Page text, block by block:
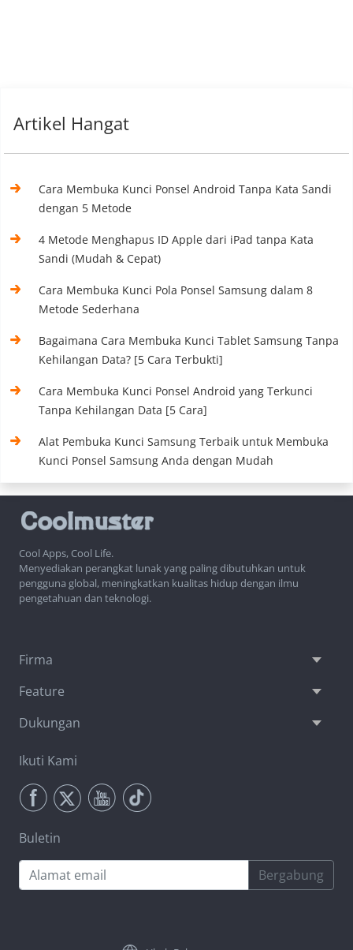
Artikel Hangat
Cara Membuka Kunci Ponsel Android Tanpa Kata Sandi
dengan 5 Metode
4 Metode Menghapus ID Apple dari iPad tanpa Kata
Sandi (Mudah & Cepat)
Cara Membuka Kunci Pola Ponsel Samsung dalam 8
Metode Sederhana
Bagaimana Cara Membuka Kunci Tablet Samsung Tanpa
Kehilangan Data? [5 Cara Terbukti]
Cara Membuka Kunci Ponsel Android yang Terkunci
Tanpa Kehilangan Data [5 Cara]
Alat Pembuka Kunci Samsung Terbaik untuk Membuka
Kunci Ponsel Samsung Anda dengan Mudah
Cool Apps, Cool Life.
Menyediakan perangkat lunak yang paling dibutuhkan untuk
pengguna global, meningkatkan kualitas hidup dengan ilmu
pengetahuan dan teknologi.
Firma
Feature
Dukungan
Ikuti Kami
Buletin
Bergabung